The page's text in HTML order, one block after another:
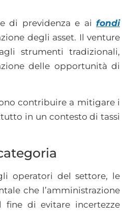
di previdenza e aifondi
degli asset. Il venture
strumenti tradizionali,
delle opportunità di
contribuire a mitigare i
in un contesto di tassi
operatori del settore, le
che l’amministrazione
fine di evitare incertezze